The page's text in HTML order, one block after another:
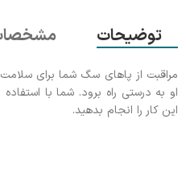
توضیحات مشخصات
مراقبت از پاهای سگ شما برای
او به درستی راه برود. شما با
این کار را انجام بدهید.